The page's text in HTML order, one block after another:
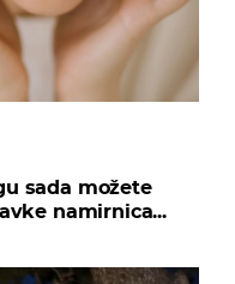
sada možete
namirnica...